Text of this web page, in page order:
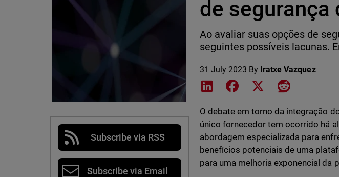
Subscribe via RSS
Subscribe via Email
de segurança
Ao avaliar suas opções de
seguintes possíveis lacunas.
31 July 2023 By Iratxe Vazquez
Share on LinkedIn
Share on Facebook
Share on XShare on
O debate em torno da integração
único fornecedor tem ocorrido há
abordagem especializada para
benefícios potenciais de uma
para uma melhoria exponencial da